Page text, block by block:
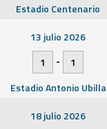
Estadio Centenario
13 julio 2026
1
-
1
Estadio Antonio Ubilla
18 julio 2026